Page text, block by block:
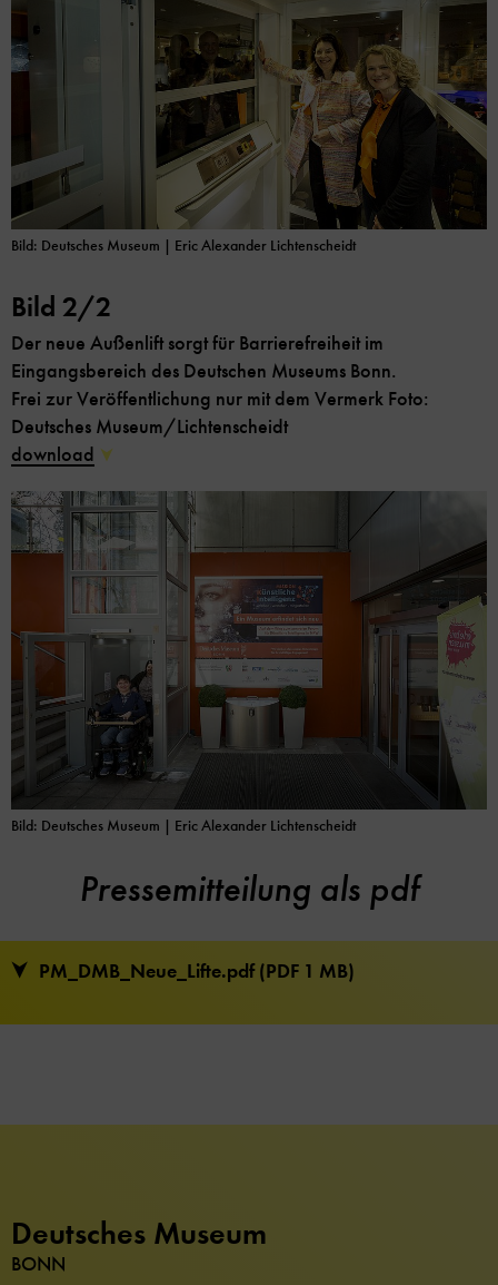
Bild: Deutsches Museum | Eric Alexander Lichtenscheidt
Bild: Deutsches Museum | Eric Alexander Lichtenscheidt
Bild 2/2
Der neue Außenlift sorgt für Barrierefreiheit im
Eingangsbereich des Deutschen Museums Bonn.
Frei zur Veröffentlichung nur mit dem Vermerk Foto:
Deutsches Museum/Lichtenscheidt
download
Pressemitteilung als pdf
PM_DMB_Neue_Lifte.pdf (PDF 1 MB)
Deutsches Museum
BONN